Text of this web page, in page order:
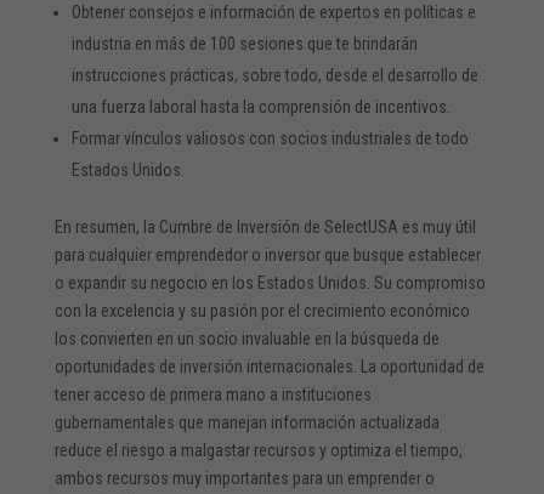
Obtener consejos e información de expertos en políticas e
industria en más de 100 sesiones que te brindarán
instrucciones prácticas, sobre todo, desde el desarrollo de
una fuerza laboral hasta la comprensión de incentivos.
Formar vínculos valiosos con socios industriales de todo
Estados Unidos.
En resumen, la Cumbre de Inversión de SelectUSA es muy útil
para cualquier emprendedor o inversor que busque establecer
o expandir su negocio en los Estados Unidos. Su compromiso
con la excelencia y su pasión por el crecimiento económico
los convierten en un socio invaluable en la búsqueda de
oportunidades de inversión internacionales. La oportunidad de
tener acceso de primera mano a instituciones
gubernamentales que manejan información actualizada
reduce el riesgo a malgastar recursos y optimiza el tiempo,
ambos recursos muy importantes para un emprender o